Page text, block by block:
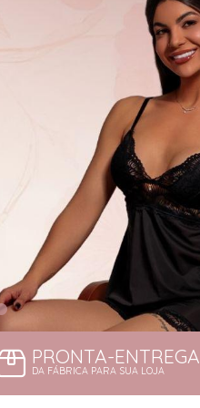
PRONTA-ENTREGA
DA FÁBRICA PARA SUA LOJA